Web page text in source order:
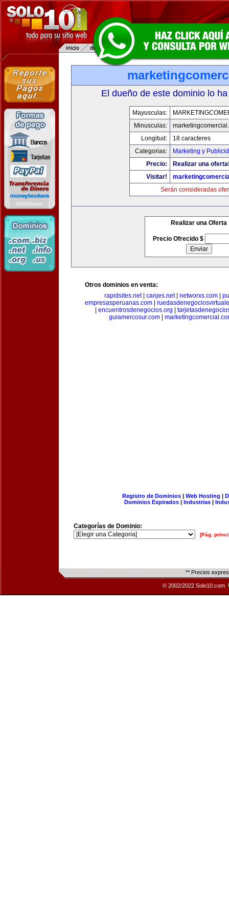
El dueño de este dominio lo
Mayusculas:
Minusculas:
Longitud:
18 caracteres
Categorias:
Marketing y
Precio:
Realizar una
Visitar!
Serán consideradas
Realizar una Oferta
Precio Ofrecido $
Otros dominios en venta:
rapidsites.net| canjes.net| networxs.com
empresasperuanas.com
encuentrosdenegocios.org
guiamercosur.com
Registro de Dominios| Web Hosting |
Dominios Expirados | Industrias |
Categorías de Dominio:
[Pág.
** Precios
© 2002/2022 Solo10.com